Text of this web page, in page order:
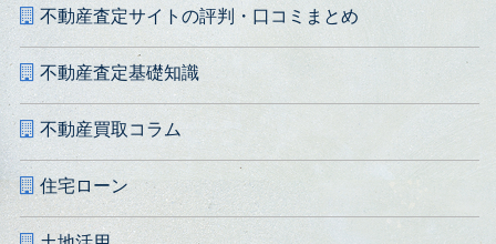
不動産査定サイトの評判・口コミまとめ
不動産査定基礎知識
不動産買取コラム
住宅ローン